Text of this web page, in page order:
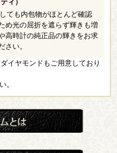
ィ）
ても内包物がほとんど確認
め光の屈折を遮らず輝きも増
高時計の純正品の輝きをお求
さい。
イヤモンドもご用意しており
。